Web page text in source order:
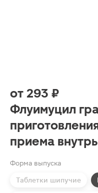
от 293 ₽
Флуимуцил
приема
Форма выпуска
Таблетки шипучие